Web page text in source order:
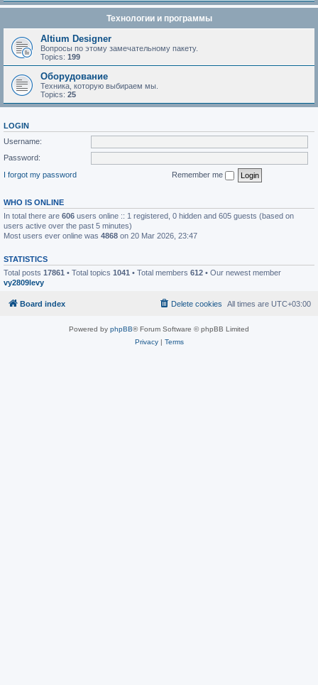
Технологии и программы
Altium Designer
Вопросы по этому замечательному пакету.
Topics: 199
Оборудование
Техника, которую выбираем мы.
Topics: 25
LOGIN
Username:
Password:
I forgot my password
Remember me
WHO IS ONLINE
In total there are 606 users online :: 1 registered, 0 hidden and 605 guests (based on
users active over the past 5 minutes)
Most users ever online was 4868 on 20 Mar 2026, 23:47
STATISTICS
Total posts 17861 • Total topics 1041 • Total members 612 • Our newest member
vy2809levy
Board index All times are UTC+03:00
Delete cookies
Powered by phpBB® Forum Software © phpBB Limited
Privacy| Terms